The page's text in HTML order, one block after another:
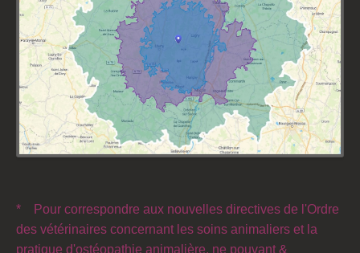
*
Pour correspondre aux nouvelles directives de l'Ordre
des vétérinaires concernant les soins animaliers et la
pratique d'ostéopathie animalière, ne pouvant &